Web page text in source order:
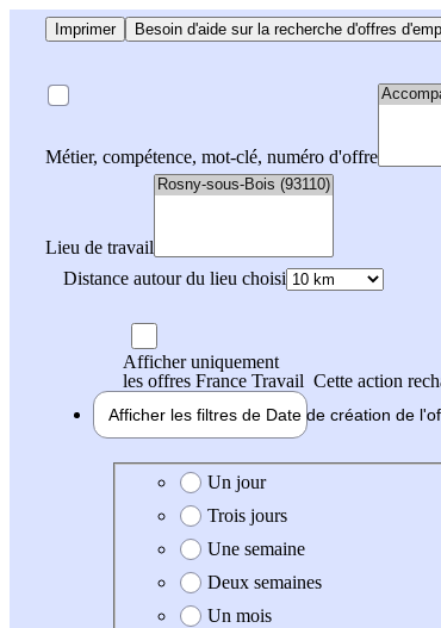
Imprimer Besoin d'aide sur la recherche d'offres
Métier, compétence, mot-clé, numéro d'offre
Lieu de travail
Distance autour du lieu choisi
Afficher uniquement
les offres France Travail Cette action
Afficher les filtres de Date de création de
Date de création de l'offre
Un jour
Trois jours
Une semaine
Deux semaines
Un mois